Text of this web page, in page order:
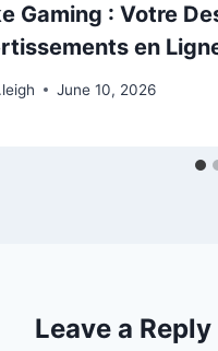
Gaming : Votre
en
June 10, 2026
Leave a Reply